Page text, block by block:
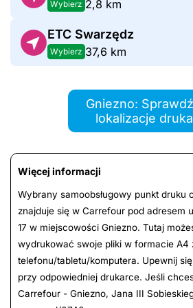
Wybierz 2,8 km
ETC Swarzędz
Wybierz 37,6 km
Gniezno:
lokalizacje
Więcej informacji
Wybrany samoobsługowy punkt druku
znajduje się w Carrefour pod adresem
17 w miejscowości Gniezno. Tutaj
wydrukować swoje pliki w formacie A4
telefonu/tabletu/komputera. Upewnij
przy odpowiedniej drukarce. Jeśli
Carrefour - Gniezno, Jana III